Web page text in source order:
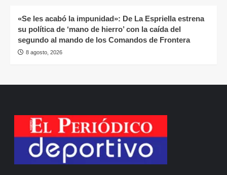
«Se les acabó la impunidad»: De La Espriella estrena
su política de ‘mano de hierro’ con la caída del
segundo al mando de los Comandos de Frontera
8 agosto, 2026